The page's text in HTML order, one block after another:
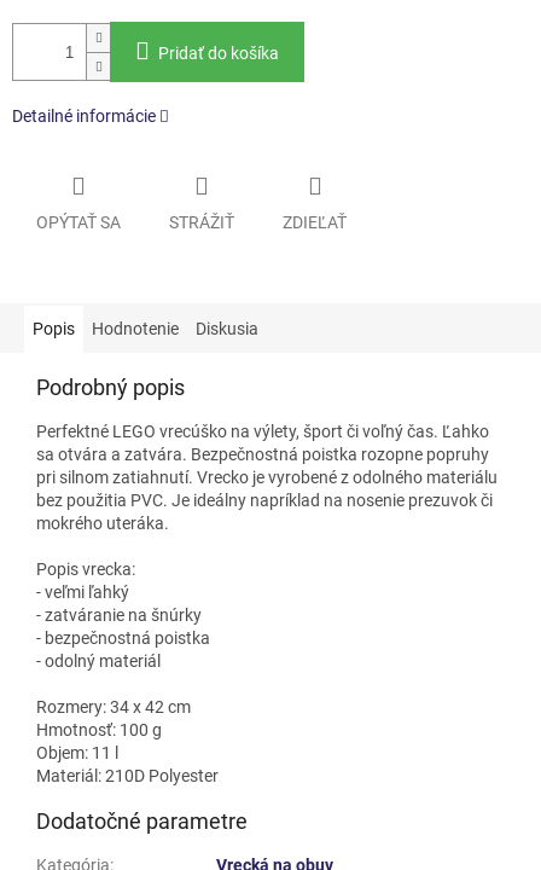
Pridať do košíka
Detailné informácie
OPÝTAŤ SA STRÁŽIŤ ZDIEĽAŤ
Popis Hodnotenie Diskusia
Podrobný popis
Perfektné LEGO vrecúško na výlety, šport či voľný čas. Ľahko
sa otvára a zatvára. Bezpečnostná poistka rozopne popruhy
pri silnom zatiahnutí. Vrecko je vyrobené z odolného materiálu
bez použitia PVC. Je ideálny napríklad na nosenie prezuvok či
mokrého uteráka.
Popis vrecka:
- veľmi ľahký
- zatváranie na šnúrky
- bezpečnostná poistka
- odolný materiál
Rozmery: 34 x 42 cm
Hmotnosť: 100 g
Objem: 11 l
Materiál: 210D Polyester
Dodatočné parametre
Kategória:
Vrecká na obuv